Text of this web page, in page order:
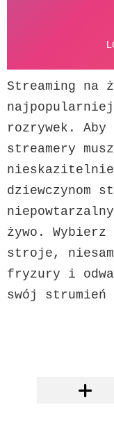
Streaming na
rozrywek.
streamery
nieskazitelnie.
dziewczynom
żywo.
stroje,
fryzury i
swój strumień